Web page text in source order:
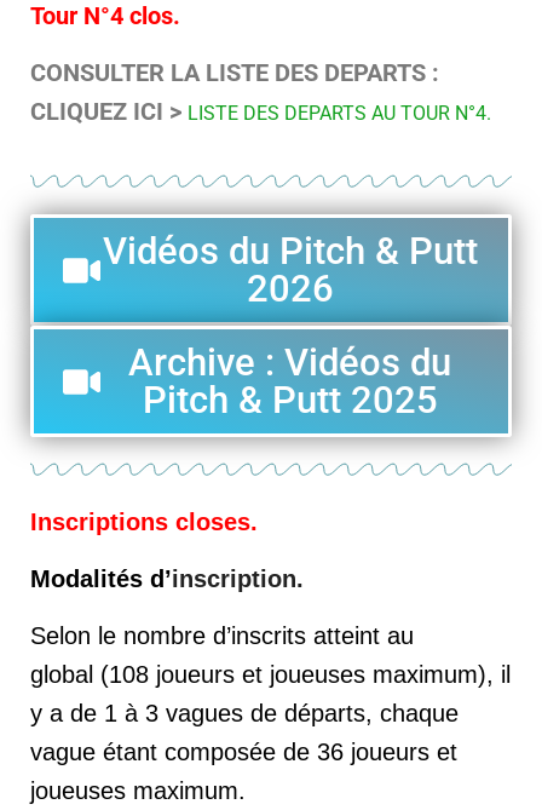
Tour N°4 clos.
CONSULTER LA LISTE DES DEPARTS :
CLIQUEZ ICI > LISTE DES DEPARTS AU TOUR N°4.
Vidéos du Pitch & Putt
2026
Archive : Vidéos du
Pitch & Putt 2025
Inscriptions closes.
Modalités d’inscription.
Selon le nombre d’inscrits atteint au
global (108 joueurs et joueuses maximum), il
y a de 1 à 3 vagues de départs, chaque
vague étant composée de 36 joueurs et
joueuses maximum.